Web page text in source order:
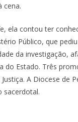
cena.
ela contou ter
Público, que
da investigação,
do Estado. Três
A Diocese de
sacerdotal.